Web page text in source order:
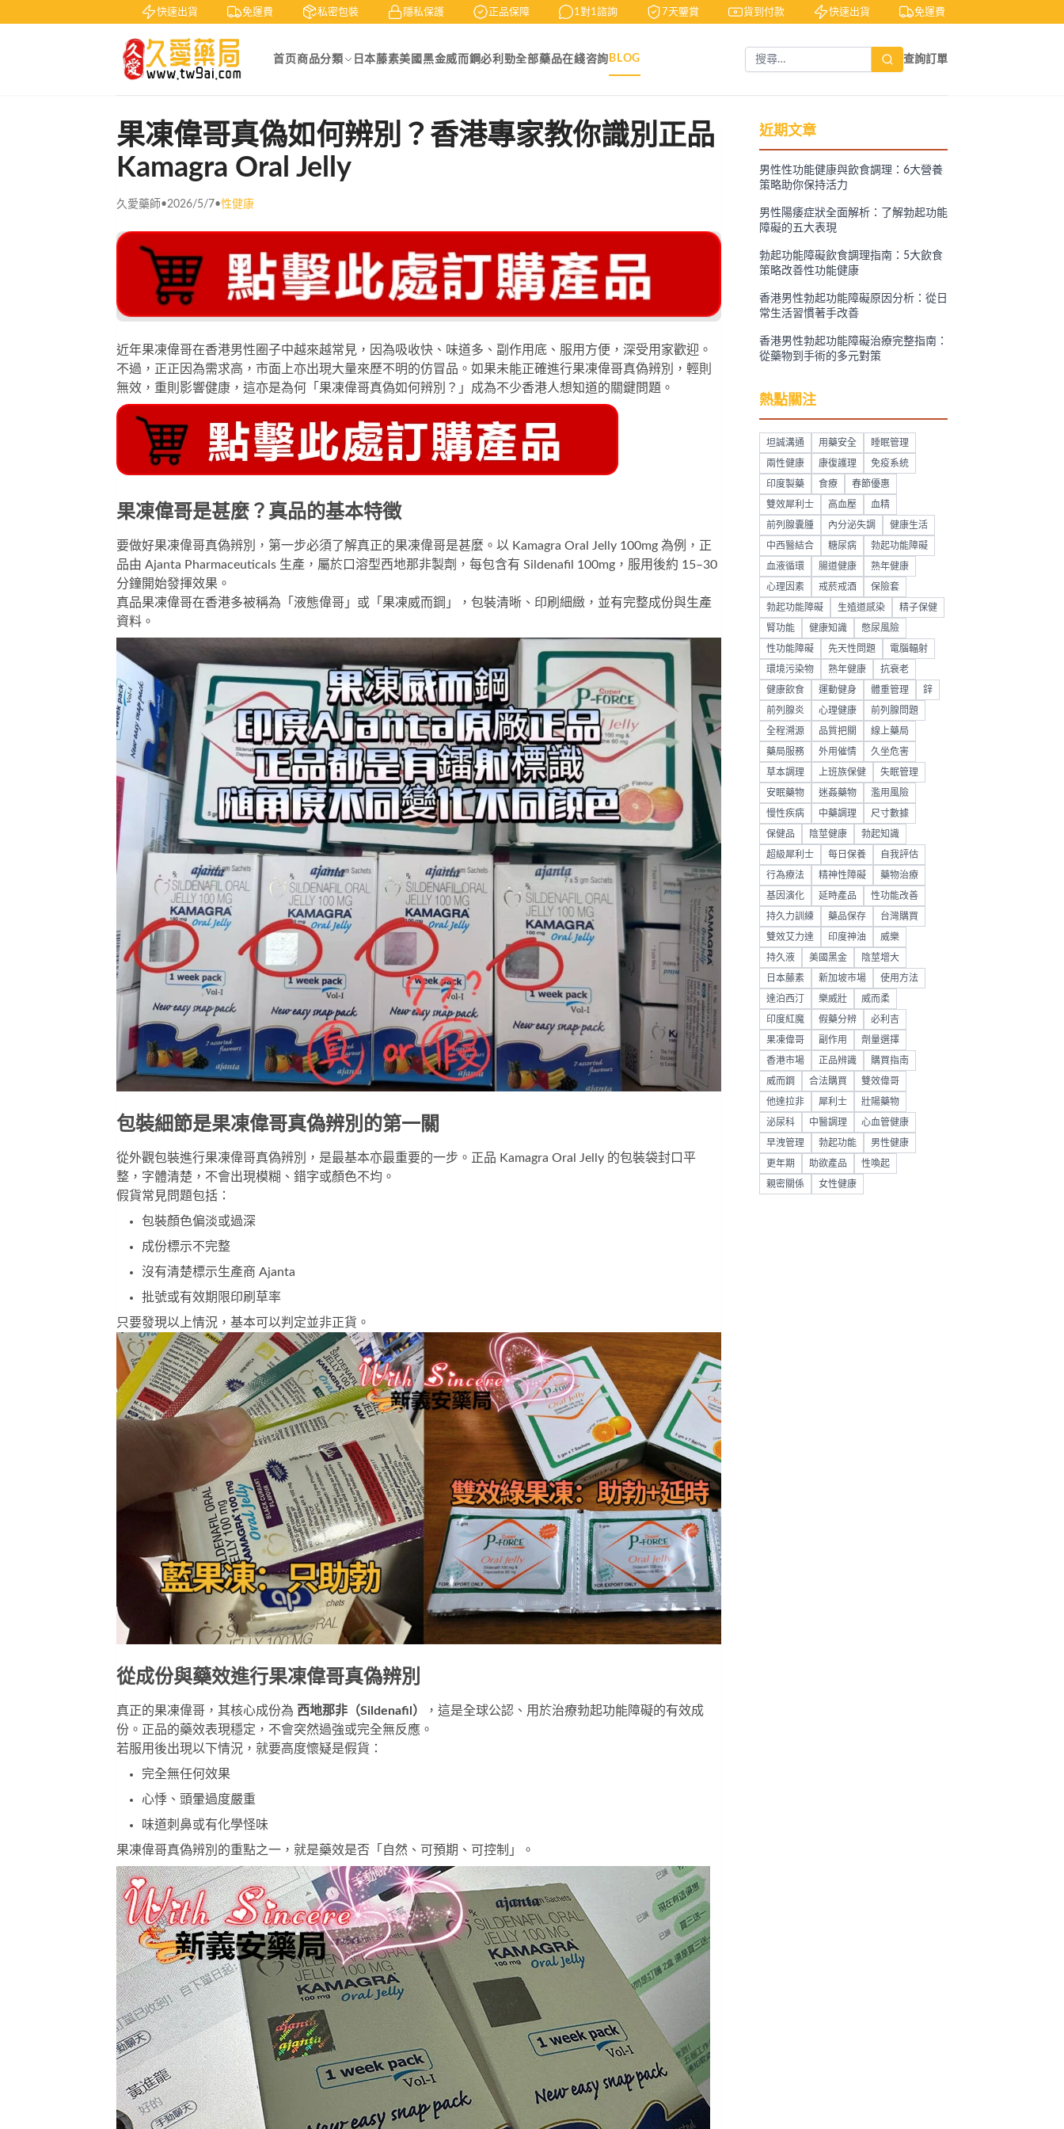
快速出貨 免運費 私密包裝 隱私保護 正品保障 1對1諮詢 7天鑒賞 貨到付款 快速出貨 免運費
首页 商品分類 日本藤素美國黑金威而鋼必利勁全部藥品在綫咨詢 BLOG 查詢訂單
果凍偉哥真偽如何辨別？香港專家教你識別正品
Kamagra Oral Jelly
久愛藥師•2026/5/7•性健康
近年果凍偉哥在香港男性圈子中越來越常見，因為吸收快、味道多、副作用底、服用方便，深受用家歡迎。
不過，正正因為需求高，市面上亦出現大量來歷不明的仿冒品。如果未能正確進行果凍偉哥真偽辨別，輕則
無效，重則影響健康，這亦是為何「果凍偉哥真偽如何辨別？」成為不少香港人想知道的關鍵問題。
果凍偉哥是甚麼？真品的基本特徵
要做好果凍偉哥真偽辨別，第一步必須了解真正的果凍偉哥是甚麼。以 Kamagra Oral Jelly 100mg 為例，正
品由 Ajanta Pharmaceuticals 生產，屬於口溶型西地那非製劑，每包含有 Sildenafil 100mg，服用後約 15–30
分鐘開始發揮效果。
真品果凍偉哥在香港多被稱為「液態偉哥」或「果凍威而鋼」，包裝清晰、印刷細緻，並有完整成份與生產
資料。
包裝細節是果凍偉哥真偽辨別的第一關
從外觀包裝進行果凍偉哥真偽辨別，是最基本亦最重要的一步。正品 Kamagra Oral Jelly 的包裝袋封口平
整，字體清楚，不會出現模糊、錯字或顏色不均。
假貨常見問題包括：
包裝顏色偏淡或過深
成份標示不完整
沒有清楚標示生產商 Ajanta
批號或有效期限印刷草率
只要發現以上情況，基本可以判定並非正貨。
從成份與藥效進行果凍偉哥真偽辨別
真正的果凍偉哥，其核心成份為 西地那非（Sildenafil）
，這是全球公認、用於治療勃起功能障礙的有效成
份。正品的藥效表現穩定，不會突然過強或完全無反應。
若服用後出現以下情況，就要高度懷疑是假貨：
完全無任何效果
心悸、頭暈過度嚴重
味道刺鼻或有化學怪味
果凍偉哥真偽辨別的重點之一，就是藥效是否「自然、可預期、可控制」。
近期文章
男性性功能健康與飲食調理：6大營養
策略助你保持活力
男性陽痿症狀全面解析：了解勃起功能
障礙的五大表現
勃起功能障礙飲食調理指南：5大飲食
策略改善性功能健康
香港男性勃起功能障礙原因分析：從日
常生活習慣著手改善
香港男性勃起功能障礙治療完整指南：
從藥物到手術的多元對策
熱點關注
坦誠溝通 用藥安全 睡眠管理
兩性健康 康復護理 免疫系統
印度製藥 食療 春節優惠
雙效犀利士 高血壓 血精
前列腺囊腫 內分泌失調 健康生活
中西醫結合 糖尿病 勃起功能障礙
血液循環 腸道健康 熟年健康
心理因素 戒菸戒酒 保險套
勃起功能障礙 生殖道感染 精子保健
腎功能 健康知識 憋尿風險
性功能障礙 先天性問題 電腦輻射
環境污染物 熟年健康 抗衰老
健康飲食 運動健身 體重管理 鋅
前列腺炎 心理健康 前列腺問題
全程溯源 品質把關 線上藥局
藥局服務 外用催情 久坐危害
草本調理 上班族保健 失眠管理
安眠藥物 迷姦藥物 濫用風險
慢性疾病 中藥調理 尺寸數據
保健品 陰莖健康 勃起知識
超級犀利士 每日保養 自我評估
行為療法 精神性障礙 藥物治療
基因演化 延時產品 性功能改善
持久力訓練 藥品保存 台灣購買
雙效艾力達 印度神油 威樂
持久液 美國黑金 陰莖增大
日本藤素 新加坡市場 使用方法
達泊西汀 樂威壯 威而柔
印度紅魔 假藥分辨 必利吉
果凍偉哥 副作用 劑量選擇
香港市場 正品辨識 購買指南
威而鋼 合法購買 雙效偉哥
他達拉非 犀利士 壯陽藥物
泌尿科 中醫調理 心血管健康
早洩管理 勃起功能 男性健康
更年期 助欲產品 性喚起
親密關係 女性健康